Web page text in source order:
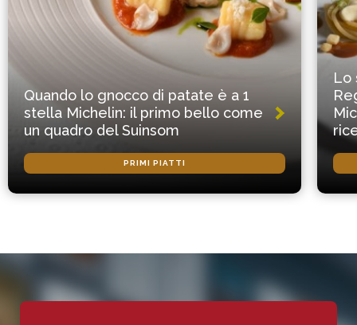
Quando lo gnocco di patate è a 1
stella Michelin: il primo bello come
un quadro del Suinsom
PRIMI PIATTI
Lo